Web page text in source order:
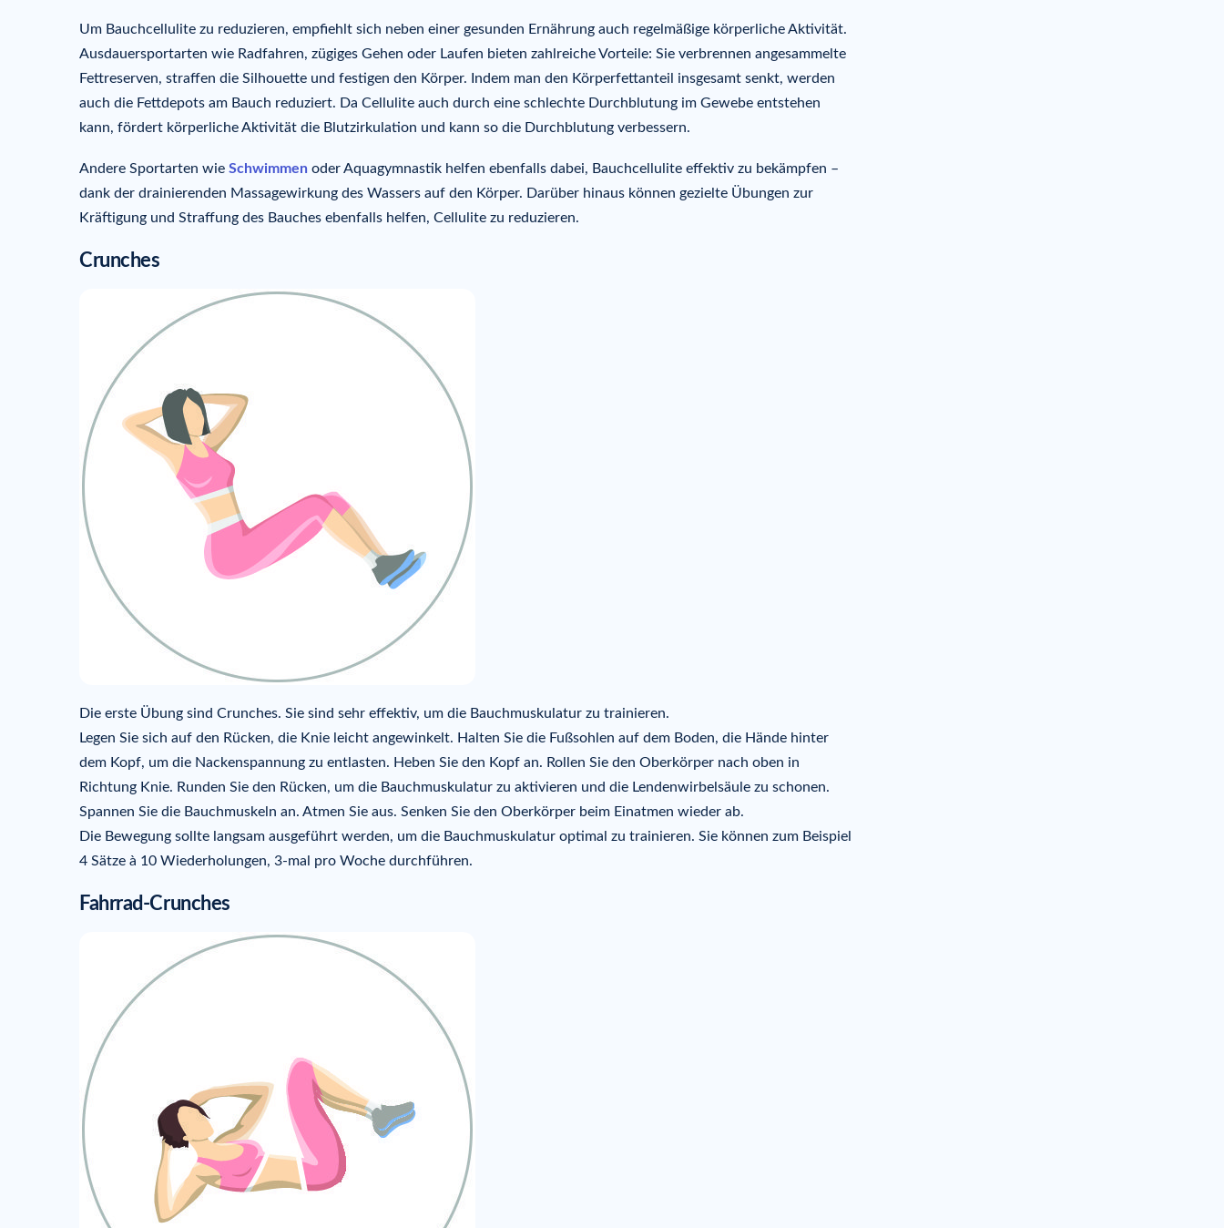
Um Bauchcellulite zu reduzieren, empfiehlt sich neben einer gesunden Ernährung auch regelmäßige körperliche Aktivität.
Ausdauersportarten wie Radfahren, zügiges Gehen oder Laufen bieten zahlreiche Vorteile: Sie verbrennen angesammelte
Fettreserven, straffen die Silhouette und festigen den Körper. Indem man den Körperfettanteil insgesamt senkt, werden
auch die Fettdepots am Bauch reduziert. Da Cellulite auch durch eine schlechte Durchblutung im Gewebe entstehen
kann, fördert körperliche Aktivität die Blutzirkulation und kann so die Durchblutung verbessern.
Andere Sportarten wie Schwimmen oder Aquagymnastik helfen ebenfalls dabei, Bauchcellulite effektiv zu bekämpfen –
dank der drainierenden Massagewirkung des Wassers auf den Körper. Darüber hinaus können gezielte Übungen zur
Kräftigung und Straffung des Bauches ebenfalls helfen, Cellulite zu reduzieren.
Crunches
Die erste Übung sind Crunches. Sie sind sehr effektiv, um die Bauchmuskulatur zu trainieren.
Legen Sie sich auf den Rücken, die Knie leicht angewinkelt. Halten Sie die Fußsohlen auf dem Boden, die Hände hinter
dem Kopf, um die Nackenspannung zu entlasten. Heben Sie den Kopf an. Rollen Sie den Oberkörper nach oben in
Richtung Knie. Runden Sie den Rücken, um die Bauchmuskulatur zu aktivieren und die Lendenwirbelsäule zu schonen.
Spannen Sie die Bauchmuskeln an. Atmen Sie aus. Senken Sie den Oberkörper beim Einatmen wieder ab.
Die Bewegung sollte langsam ausgeführt werden, um die Bauchmuskulatur optimal zu trainieren. Sie können zum Beispiel
4 Sätze à 10 Wiederholungen, 3-mal pro Woche durchführen.
Fahrrad-Crunches